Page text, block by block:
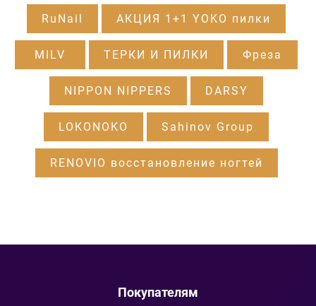
RuNail АКЦИЯ 1+1 YOKO пилки
MILV ТЕРКИ И ПИЛКИ Фреза
NIPPON NIPPERS DARSY
LOKONOKO Sahinov Group
RENOVIO восстановление ногтей
Покупателям